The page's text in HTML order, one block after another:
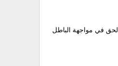
في مواجهة الباطل